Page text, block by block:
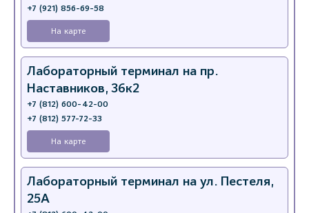
+7 (921) 856-69-58
На карте
Лабораторный терминал на пр.
Наставников, 36к2
+7 (812) 600-42-00
+7 (812) 577-72-33
На карте
Лабораторный терминал на ул. Пестеля,
25А